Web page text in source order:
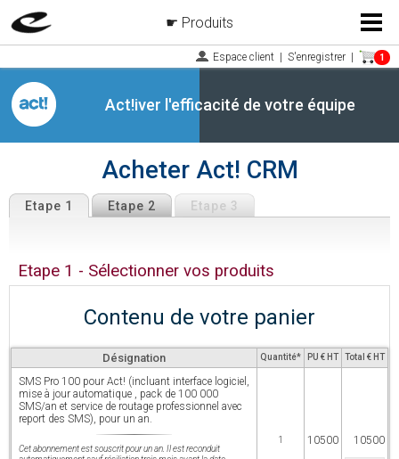
Menu
Espace client S'enregistrer 1
Act!iver l'efficacité de votre équipe
Acheter Act! CRM
Produits
Etape 1 Etape 2 Etape 3
Etape 1 - Sélectionner vos produits
Contenu de votre panier
Désignation Quantité* PU € HT Total € HT
SMS Pro 100 pour Act! (incluant interface logiciel,
mise à jour automatique , pack de 100 000
SMS/an et service de routage professionnel avec
report des SMS), pour un an.
Cet abonnement est souscrit pour un an. Il est reconduit
1 10500 10500